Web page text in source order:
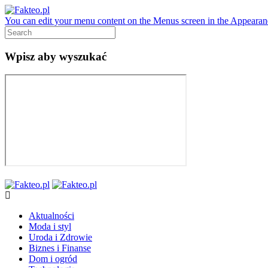
You can edit your menu content on the Menus screen in the
Wpisz aby wyszukać
Aktualności
Moda i styl
Uroda i Zdrowie
Biznes i Finanse
Dom i ogród